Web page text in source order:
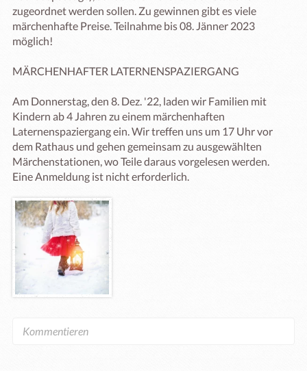
zugeordnet werden sollen. Zu gewinnen gibt es viele
märchenhafte Preise. Teilnahme bis 08. Jänner 2023
möglich!
MÄRCHENHAFTER LATERNENSPAZIERGANG
Am Donnerstag, den 8. Dez. '22, laden wir Familien mit
Kindern ab 4 Jahren zu einem märchenhaften
Laternenspaziergang ein. Wir treffen uns um 17 Uhr vor
dem Rathaus und gehen gemeinsam zu ausgewählten
Märchenstationen, wo Teile daraus vorgelesen werden.